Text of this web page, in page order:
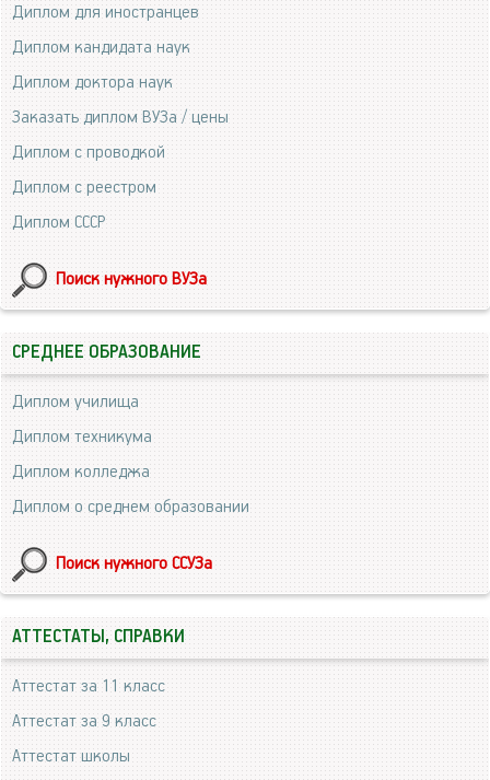
Диплом для иностранцев
Диплом кандидата наук
Диплом доктора наук
Заказать диплом ВУЗа / цены
Диплом с проводкой
Диплом с реестром
Диплом СССР
Поиск нужного ВУЗа
СРЕДНЕЕ ОБРАЗОВАНИЕ
Диплом училища
Диплом техникума
Диплом колледжа
Диплом о среднем образовании
Поиск нужного ССУЗа
АТТЕСТАТЫ, СПРАВКИ
Аттестат за 11 класс
Аттестат за 9 класс
Аттестат школы